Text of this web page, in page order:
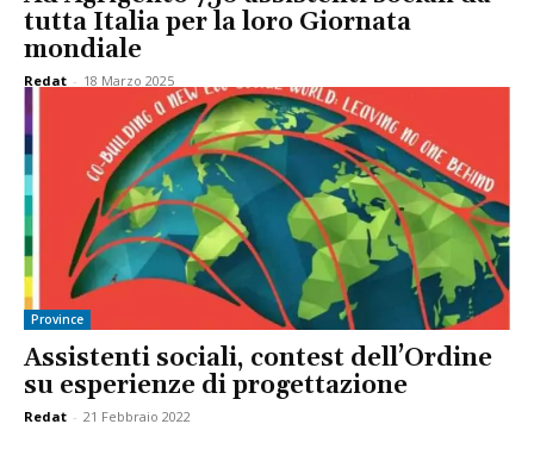
tutta Italia per la loro Giornata
mondiale
Redat - 18 Marzo 2025
Province
Assistenti sociali, contest dell’Ordine
su esperienze di progettazione
Redat - 21 Febbraio 2022